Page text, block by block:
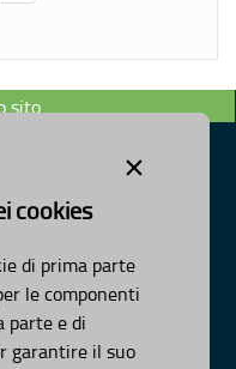
×
cookies
di prima parte
le componenti
parte e di
garantire il suo
sito
Qualità Urbana